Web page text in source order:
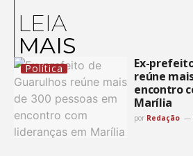
LEIA
MAIS
Política
Ex-
reúne
encontro
Marília
por Redação